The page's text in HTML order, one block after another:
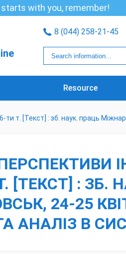
with you, remember!
8 (044) 258-21-45
Resource
ти т. [Текст] : зб. наук. праць
[ТЕКСТ] : ЗБ.
24-25
АНАЛІЗ В